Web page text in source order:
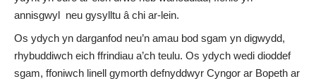
annisgwyl neu gysylltu â chi ar-lein.
Os ydych yn darganfod neu’n amau bod sgam yn digwydd,
rhybuddiwch eich ffrindiau a’ch teulu. Os ydych wedi dioddef
sgam, ffoniwch linell gymorth defnyddwyr Cyngor ar Bopeth ar